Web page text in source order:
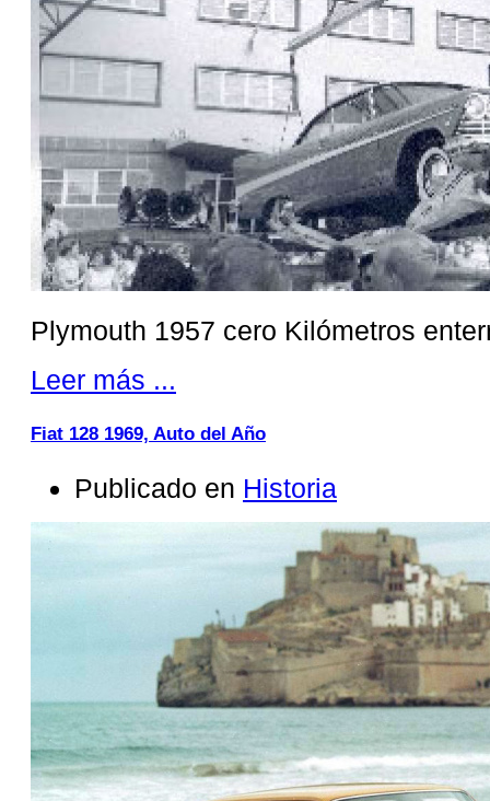
Plymouth 1957 cero Kilómetros
Leer más ...
Fiat 128 1969, Auto del Año
Publicado en Historia